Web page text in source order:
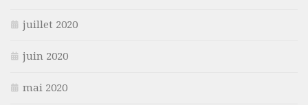
juillet 2020
juin 2020
mai 2020